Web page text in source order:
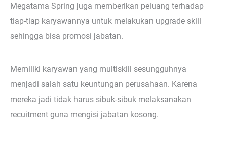
Megatama Spring juga memberikan peluang terhadap
tiap-tiap karyawannya untuk melakukan upgrade skill
sehingga bisa promosi jabatan.
Memiliki karyawan yang multiskill sesungguhnya
menjadi salah satu keuntungan perusahaan. Karena
mereka jadi tidak harus sibuk-sibuk melaksanakan
recuitment guna mengisi jabatan kosong.